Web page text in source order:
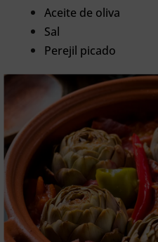
Aceite de oliva
Sal
Perejil picado